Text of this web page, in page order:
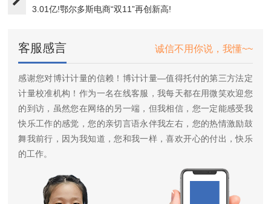
3.01亿!鄂尔多斯电商“双11”再创新高!
客服感言 诚信不用你说，我懂~~
感谢您对博计计量的信赖！博计计量—值得托付的第三方法定
计量校准机构！作为一名在线客服，我每天都在用微笑欢迎您
的到访，虽然您在网络的另一端，但我相信，您一定能感受我
快乐工作的感觉，您的亲切言语永伴我左右，您的热情激励鼓
舞我前行，因为我知道，您和我一样，喜欢开心的付出，快乐
的工作。